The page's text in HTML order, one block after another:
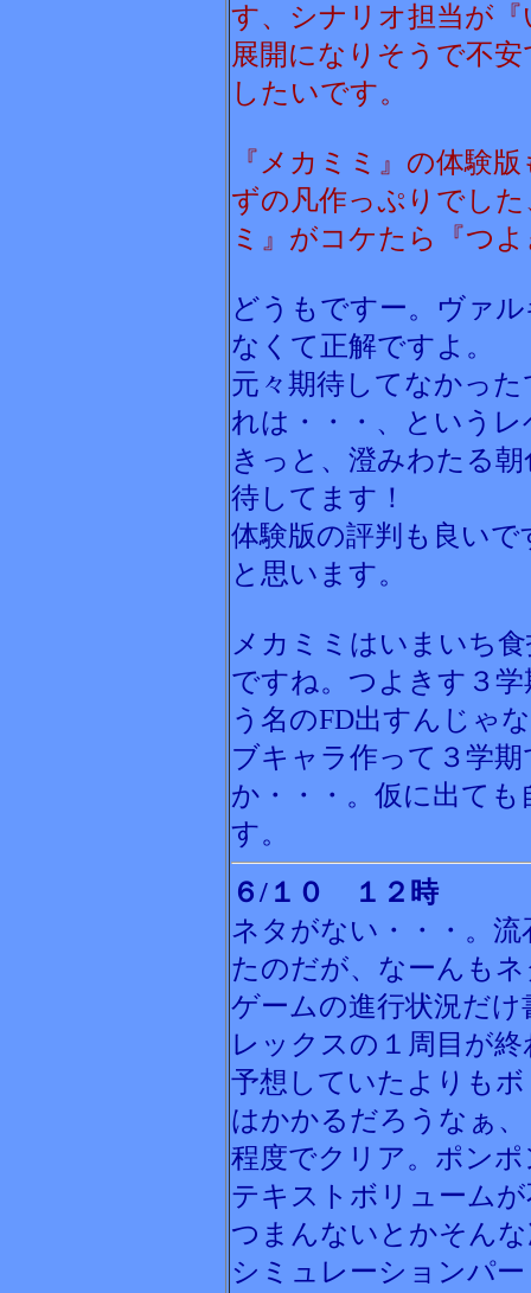
す、シナリオ担当が
展開になりそうで不
したいです。
『メカミミ』の体験
ずの凡作っぷりでし
ミ』がコケたら『つ
どうもですー。ヴァ
なくて正解ですよ。
元々期待してなかっ
れは・・・、という
きっと、澄みわたる
待してます！
体験版の評判も良い
と思います。
メカミミはいまいち
ですね。つよきす３
う名のFD出すんじゃ
ブキャラ作って３学
か・・・。仮に出て
す。
６/１０ １２時
ネタがない・・・。
たのだが、なーんも
ゲームの進行状況だ
レックスの１周目が
予想していたよりも
はかかるだろうなぁ
程度でクリア。ポン
テキストボリューム
つまんないとかそん
シミュレーションパ